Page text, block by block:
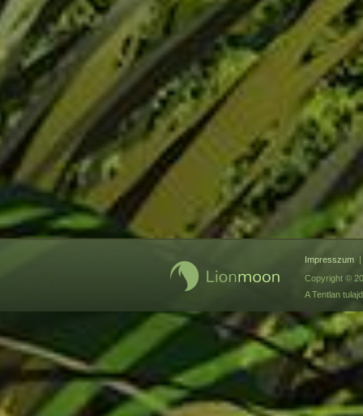
Impresszum |
Copyright ©
A Tentlan